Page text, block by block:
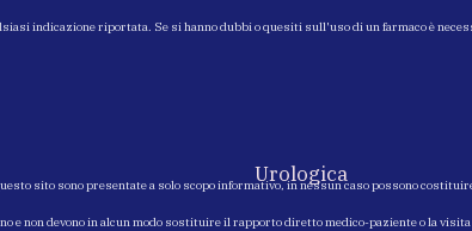
sito sono presentate a solo scopo informativo, in nessun caso possono
e non devono in alcun modo sostituire il rapporto diretto medico-paziente o la
Urologica
indicazione riportata. Se si hanno dubbi o quesiti sull'uso di un farmaco è